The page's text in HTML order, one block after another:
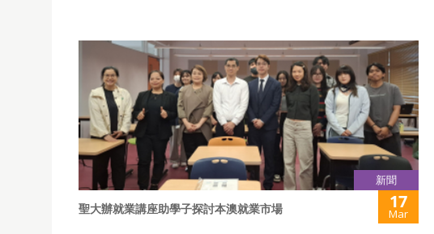
新聞
聖大辦就業講座助學子探討本澳就業市場 17
Mar